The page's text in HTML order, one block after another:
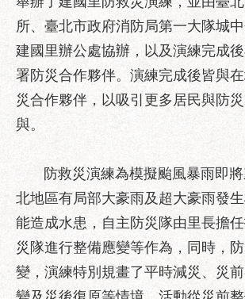
專
區
性
別
主
流
騷
擾
防
治
廉
政
所、臺北市政府消防局第一大隊城
建國里辦公處協辦，以及演練完成
署防災合作夥伴。演練完成後皆與
災合作夥伴，以吸引更多居民與防
與。
防救災演練為模擬颱風暴雨即將
北地區有局部大豪雨及超大豪雨發
能造成水患，自主防災隊由里長擔
災隊進行整備應變等作為，同時，
變，演練特別規畫了平時減災、災